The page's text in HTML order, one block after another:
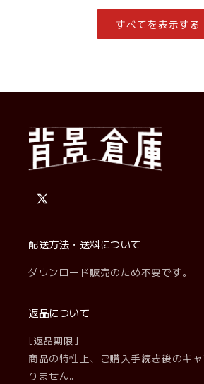
価
格
すべてを表示する
X
配送方法・送料について
ダウンロード販売のため不要です。
返品について
[返品期限]
商品の特性上、ご購入手続き後のキ
りません。